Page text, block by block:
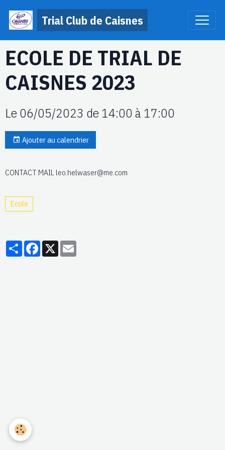
Trial Club de Caisnes
ECOLE DE TRIAL DE
CAISNES 2023
Le 06/05/2023 de 14:00à 17:00
Ajouter au calendrier
CONTACT MAIL leo.helwaser@me.com
Ecole
PartagerFacebook
X